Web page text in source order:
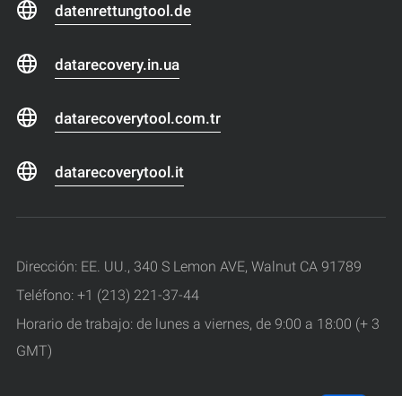
datenrettungtool.de
datarecovery.in.ua
datarecoverytool.com.tr
datarecoverytool.it
Dirección: EE. UU., 340 S Lemon AVE, Walnut CA 91789
Teléfono: +1 (213) 221-37-44
Horario de trabajo: de lunes a viernes, de 9:00 a 18:00 (+ 3
GMT)